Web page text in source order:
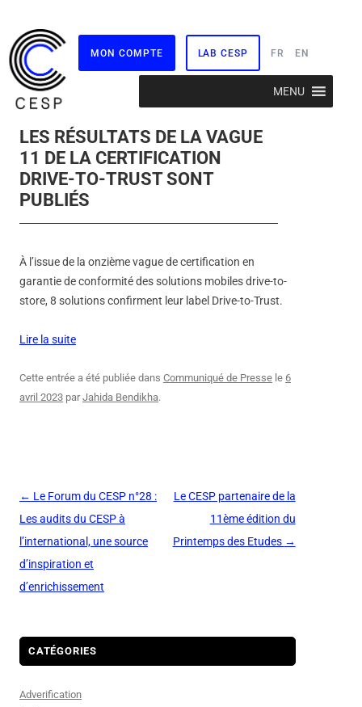
MON COMPTE LAB CESP FR EN
MENU
LES RÉSULTATS DE LA VAGUE
11 DE LA CERTIFICATION
DRIVE-TO-TRUST SONT
PUBLIÉS
À l’issue de la onzième vague de certification en
garantie de conformité des solutions mobiles drive-to-
store, 8 solutions confirment leur label Drive-to-Trust.
Lire la suite
Cette entrée a été publiée dans Communiqué de Presse le 6
avril 2023 parJahida Bendikha.
Navigation
des
articles
← Le Forum du CESP n°28 :
Les audits du CESP à
l’international, une source
d’inspiration et
d’enrichissement
Le CESP partenaire de la
11ème édition du
Printemps des Etudes →
CATÉGORIES
Adverification